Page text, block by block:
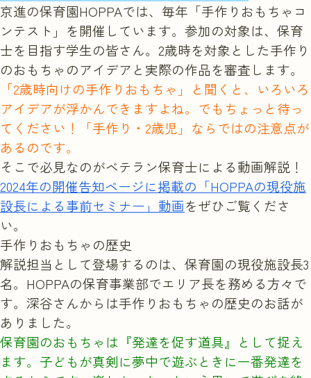
選考を受ける
京進の保育園HOPPAでは、毎年「手作りおもちゃコ
ンテスト」を開催しています。参加の対象は、保育
士を目指す学生の皆さん。2歳時を対象とした手作り
のおもちゃのアイデアと実際の作品を審査します。
「2歳時向けの手作りおもちゃ」と聞くと、いろいろ
アイデアが浮かんできますよね。でもちょっと待っ
てください！「手作り・2歳児」ならではの注意点が
あるのです。
そこで必見なのがベテラン保育士による動画解説！
2024年の開催告知ページに掲載の「HOPPAの現役施
設長による事前セミナー」動画をぜひご覧くださ
い。
手作りおもちゃの歴史
解説担当として登場するのは、保育園の現役施設長3
名。HOPPAの保育事業部でエリア長を務める方々で
す。深谷さんからは手作りおもちゃの歴史のお話が
ありました。
保育園のおもちゃは『発達を促す道具』として捉え
ます。子どもが真剣に夢中で遊ぶときに一番発達を